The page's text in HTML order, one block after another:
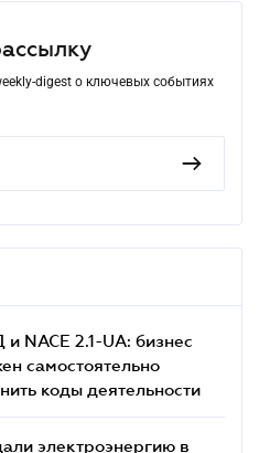
digest о ключевых событиях
NACE 2.1-UA: бизнес
самостоятельно
коды деятельности
электроэнергию в